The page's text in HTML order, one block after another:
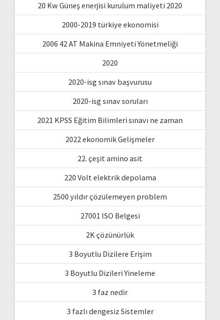
20 Kw Güneş enerjisi kurulum maliyeti 2020
2000-2019 türkiye ekonomisi
2006 42 AT Makina Emniyeti Yönetmeliği
2020
2020-isg sınav başvurusu
2020-isg sınav soruları
2021 KPSS Eğitim Bilimleri sınavı ne zaman
2022 ekonomik Gelişmeler
22. çeşit amino asit
220 Volt elektrik depolama
2500 yıldır çözülemeyen problem
27001 ISO Belgesi
2K çözünürlük
3 Boyutlu Dizilere Erişim
3 Boyutlu Dizileri Yineleme
3 faz nedir
3 fazlı dengesiz Sistemler